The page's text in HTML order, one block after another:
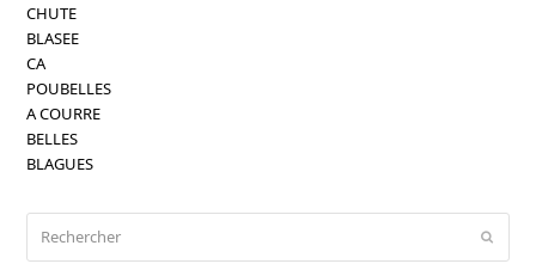
CHUTE
BLASEE
CA
POUBELLES
A COURRE
BELLES
BLAGUES